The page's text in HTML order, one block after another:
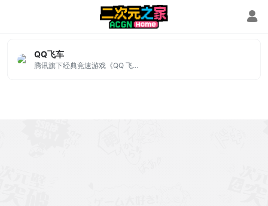
QQ飞车
腾讯旗下经典竞速游戏《QQ 飞...